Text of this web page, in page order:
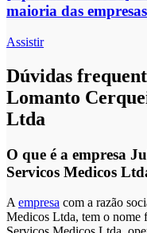
maioria das
Assistir
Dúvidas
Lomanto
Ltda
O que é a empresa
Servicos Medicos
A empresa com a razão
Medicos Ltda, tem o nome